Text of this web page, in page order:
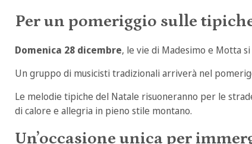
Per un pomeriggio sulle
Domenica 28 dicembre, le vie di Madesimo e Motta
Un gruppo di musicisti tradizionali arriverà nel
Le melodie tipiche del Natale risuoneranno per le
di calore e allegria in pieno stile montano.
Un’occasione unica per